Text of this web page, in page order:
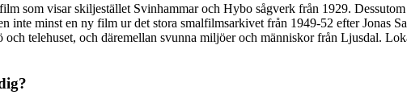
som visar skiljestället Svinhammar och Hybo sågverk från 1929.
inte minst en ny film ur det stora smalfilmsarkivet från 1949-52 efter Jonas
telehuset, och däremellan svunna miljöer och människor från Ljusdal.